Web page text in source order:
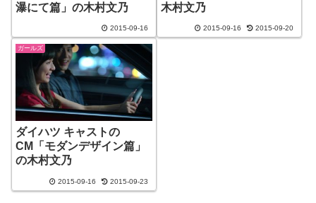
瀑にて篇」の木村文乃
2015-09-16
木村文乃
2015-09-16 2015-09-20
ガールズ
ダイハツ キャストの
CM「モダンデザイン篇」
の木村文乃
2015-09-16 2015-09-23